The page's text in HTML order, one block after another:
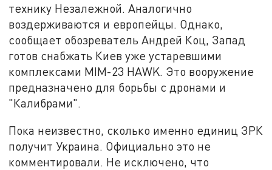
технику Незалежной. Аналогично
воздерживаются и европейцы. Однако,
сообщает обозреватель Андрей Коц, Запад
готов снабжать Киев уже устаревшими
комплексами MIM-23 HAWK. Это вооружение
предназначено для борьбы с дронами и
"Калибрами".
Пока неизвестно, сколько именно единиц ЗРК
получит Украина. Официально это не
комментировали. Не исключено, что